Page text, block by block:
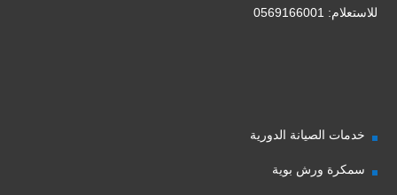
للاستعلام: 0569166001
خدمات الصيانة الدورية
سمكرة ورش بوية